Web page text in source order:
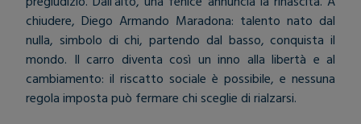
chiudere, Diego Armando Maradona: talento nato dal
nulla, simbolo di chi, partendo dal basso, conquista il
mondo. Il carro diventa così un inno alla libertà e al
cambiamento: il riscatto sociale è possibile, e nessuna
regola imposta può fermare chi sceglie di rialzarsi.